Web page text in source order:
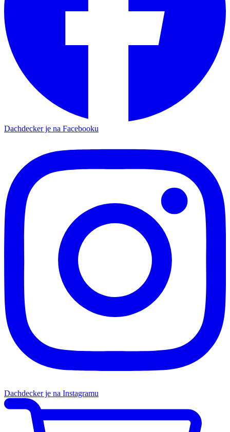
Dachdecker je na Facebooku
Dachdecker je na Instagramu